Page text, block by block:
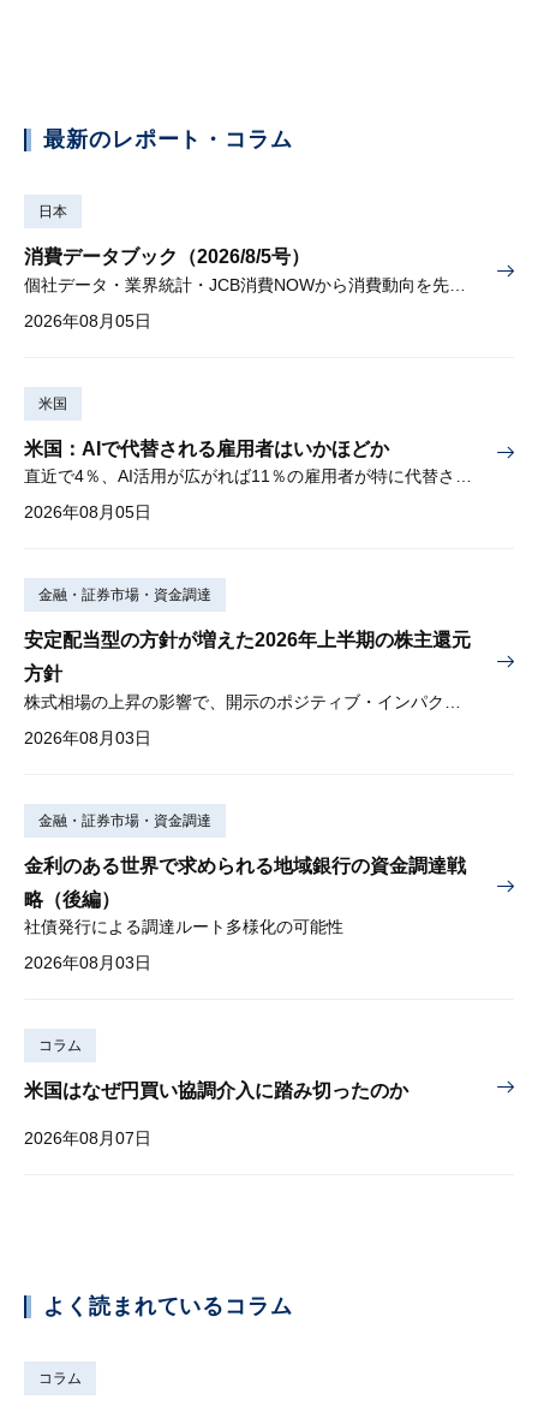
最新のレポート・コラム
日本
消費データブック（2026/8/5号）
2026年08月05日
米国
米国：AIで代替される雇用者はいかほどか
直近で4％、AI活用が広がれば11％の雇用者が特に代替されやすい
2026年08月05日
金融・証券市場・資金調達
安定配当型の方針が増えた2026年上半期の株主還元
方針
2026年08月03日
金融・証券市場・資金調達
金利のある世界で求められる地域銀行の資金調達戦
略（後編）
社債発行による調達ルート多様化の可能性
2026年08月03日
コラム
米国はなぜ円買い協調介入に踏み切ったのか
2026年08月07日
よく読まれているコラム
コラム